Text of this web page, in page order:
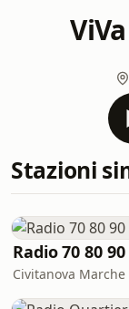
Stazioni
Radio 70 80
Civitanova Marche